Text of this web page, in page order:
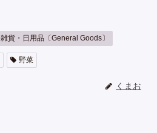
雑貨・日用品〔General Goods〕
野菜
くまお